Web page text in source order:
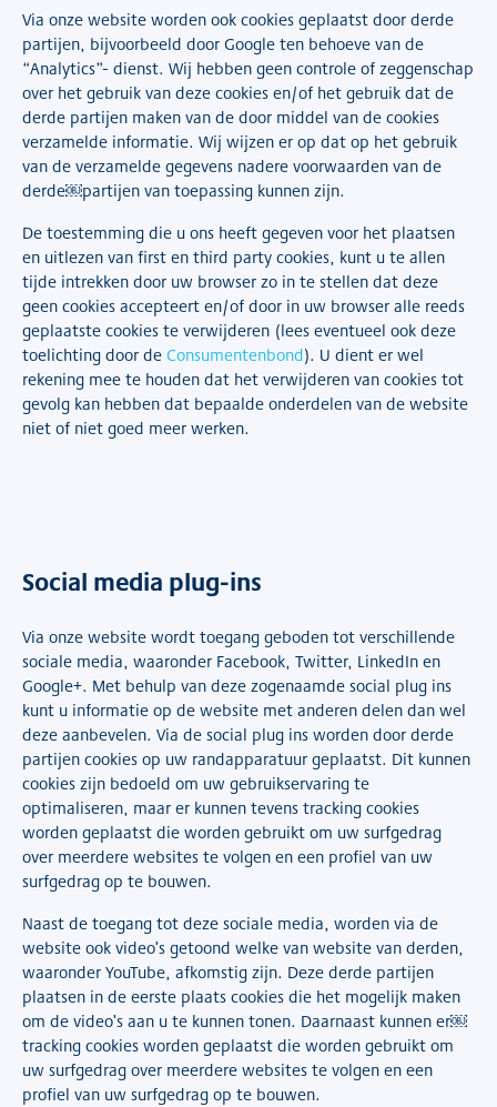
Via onze website worden ook cookies geplaatst door derde
partijen, bijvoorbeeld door Google ten behoeve van de
“Analytics”- dienst. Wij hebben geen controle of zeggenschap
over het gebruik van deze cookies en/of het gebruik dat de
derde partijen maken van de door middel van de cookies
verzamelde informatie. Wij wijzen er op dat op het gebruik
van de verzamelde gegevens nadere voorwaarden van de
derde￼partijen van toepassing kunnen zijn.
De toestemming die u ons heeft gegeven voor het plaatsen
en uitlezen van first en third party cookies, kunt u te allen
tijde intrekken door uw browser zo in te stellen dat deze
geen cookies accepteert en/of door in uw browser alle reeds
geplaatste cookies te verwijderen (lees eventueel ook deze
toelichting door deConsumentenbond). U dient er wel
rekening mee te houden dat het verwijderen van cookies tot
gevolg kan hebben dat bepaalde onderdelen van de website
niet of niet goed meer werken.
Social media plug-ins
Via onze website wordt toegang geboden tot verschillende
sociale media, waaronder Facebook, Twitter, LinkedIn en
Google+. Met behulp van deze zogenaamde social plug ins
kunt u informatie op de website met anderen delen dan wel
deze aanbevelen. Via de social plug ins worden door derde
partijen cookies op uw randapparatuur geplaatst. Dit kunnen
cookies zijn bedoeld om uw gebruikservaring te
optimaliseren, maar er kunnen tevens tracking cookies
worden geplaatst die worden gebruikt om uw surfgedrag
over meerdere websites te volgen en een profiel van uw
surfgedrag op te bouwen.
Naast de toegang tot deze sociale media, worden via de
website ook video’s getoond welke van website van derden,
waaronder YouTube, afkomstig zijn. Deze derde partijen
plaatsen in de eerste plaats cookies die het mogelijk maken
om de video’s aan u te kunnen tonen. Daarnaast kunnen er￼
tracking cookies worden geplaatst die worden gebruikt om
uw surfgedrag over meerdere websites te volgen en een
profiel van uw surfgedrag op te bouwen.